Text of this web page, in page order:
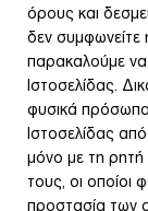
όρους και
δεν
παρακαλούμε
Ιστοσελίδας.
φυσικά πρόσωπα
Ιστοσελίδας
μόνο με τη ρητή
τους, οι οποίοι
προστασία των